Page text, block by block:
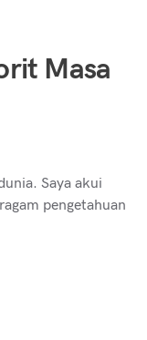
Masa
Saya akui
pengetahuan